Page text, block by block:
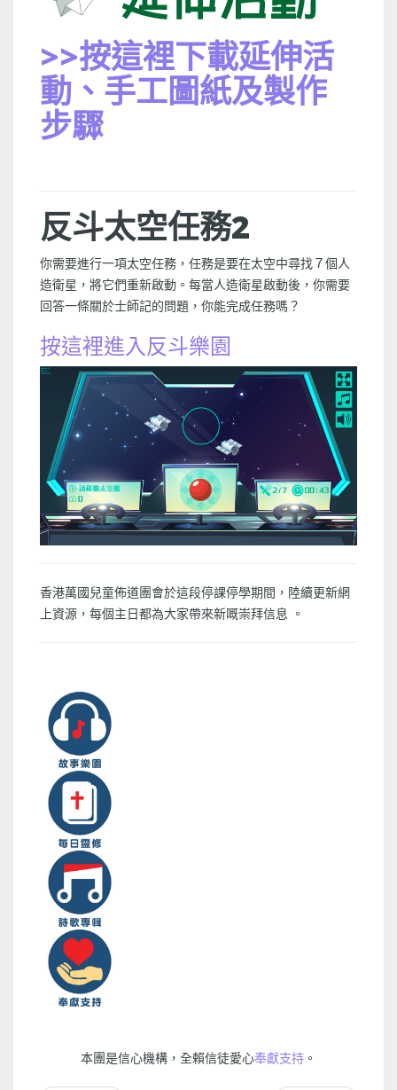
>>按這裡下載延伸活
動、手工圖紙及製作
步驟
反斗太空任務2
你需要進行一項太空任務，任務是要在太空中尋找７個人
造衛星，將它們重新啟動。每當人造衛星啟動後，你需要
回答一條關於士師記的問題，你能完成任務嗎？
按這裡進入反斗樂園
香港萬國兒童佈道團會於這段停課停學期間，陸續更新網
上資源，每個主日都為大家帶來新嘅崇拜信息 。
本團是信心機構，全賴信徒愛心奉獻支持 。